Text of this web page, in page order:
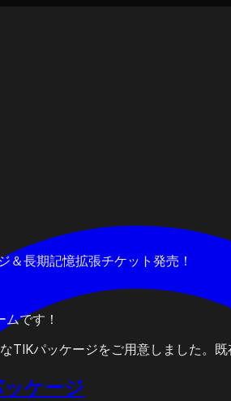
＆長期記憶拡張チケット発売！
です！
TIKパッケージをご用意しました。
ケージ